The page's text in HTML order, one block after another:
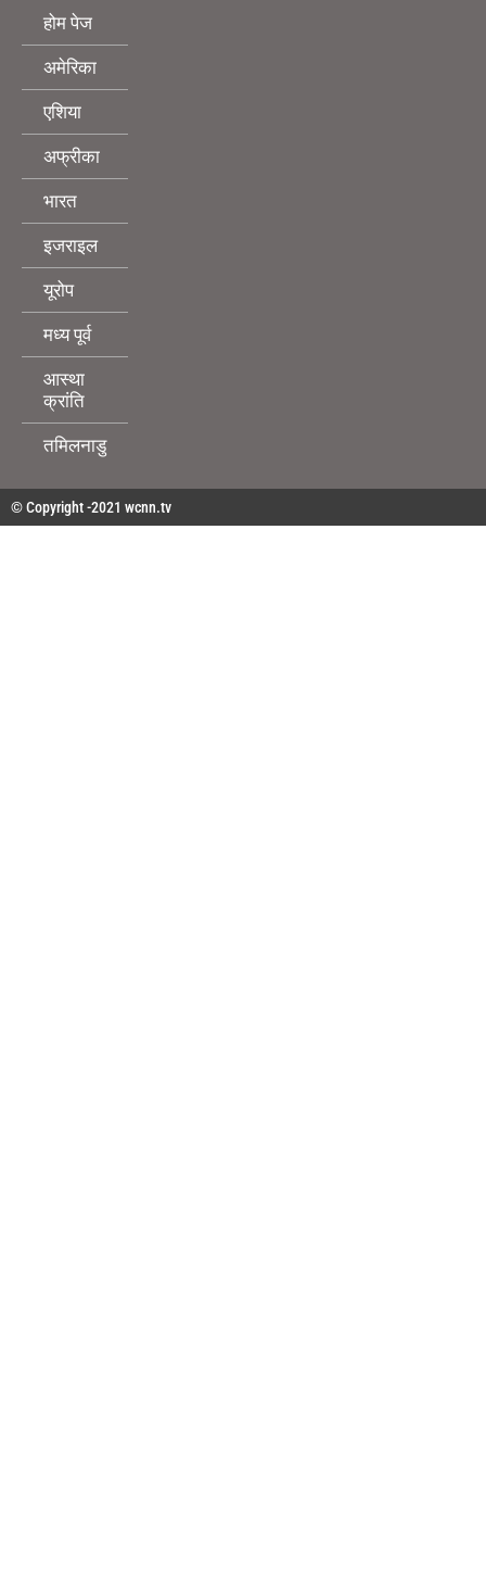
होम पेज
अमेरिका
एशिया
अफ्रीका
भारत
इजराइल
यूरोप
मध्य पूर्व
आस्था
क्रांति
तमिलनाडु
© Copyright -2021 wcnn.tv